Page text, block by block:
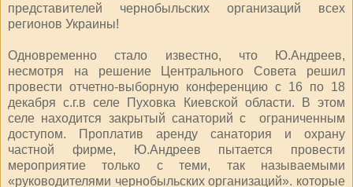
представителей чернобыльских организаций всех
регионов Украины!
Одновременно стало известно, что Ю.Андреев,
несмотря на решение Центрального Совета решил
провести отчетно-выборную конференцию с 16 по 18
декабря с.г.в селе Пуховка Киевской области. В этом
селе находится закрытый санаторий с ограниченным
доступом. Проплатив аренду санатория и охрану
частной фирме, Ю.Андреев пытается провести
мероприятие только с теми, так называемыми
«руководителями чернобыльских организаций». которые